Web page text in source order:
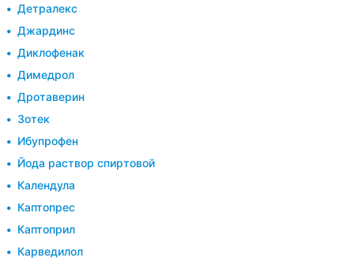
Детралекс
Джардинс
Диклофенак
Димедрол
Дротаверин
Зотек
Ибупрофен
Йода раствор спиртовой
Календула
Каптопрес
Каптоприл
Карведилол